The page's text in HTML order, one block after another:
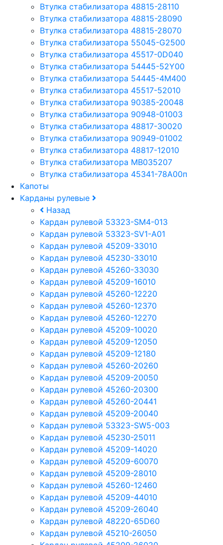
Втулка стабилизатора 48815-28110
Втулка стабилизатора 48815-28090
Втулка стабилизатора 48815-28070
Втулка стабилизатора 55045-G2500
Втулка стабилизатора 45517-0D040
Втулка стабилизатора 54445-52Y00
Втулка стабилизатора 54445-4M400
Втулка стабилизатора 45517-52010
Втулка стабилизатора 90385-20048
Втулка стабилизатора 90948-01003
Втулка стабилизатора 48817-30020
Втулка стабилизатора 90949-01002
Втулка стабилизатора 48817-12010
Втулка стабилизатора MB035207
Втулка стабилизатора 45341-78A00п
Капоты
Карданы рулевые
Назад
Кардан рулевой 53323-SM4-013
Кардан рулевой 53323-SV1-A01
Кардан рулевой 45209-33010
Кардан рулевой 45230-33010
Кардан рулевой 45260-33030
Кардан рулевой 45209-16010
Кардан рулевой 45260-12220
Кардан рулевой 45260-12370
Кардан рулевой 45260-12270
Кардан рулевой 45209-10020
Кардан рулевой 45209-12050
Кардан рулевой 45209-12180
Кардан рулевой 45260-20260
Кардан рулевой 45209-20050
Кардан рулевой 45260-20300
Кардан рулевой 45260-20441
Кардан рулевой 45209-20040
Кардан рулевой 53323-SW5-003
Кардан рулевой 45230-25011
Кардан рулевой 45209-14020
Кардан рулевой 45209-60070
Кардан рулевой 45209-28010
Кардан рулевой 45260-12460
Кардан рулевой 45209-44010
Кардан рулевой 45209-26040
Кардан рулевой 48220-65D60
Кардан рулевой 45210-26050